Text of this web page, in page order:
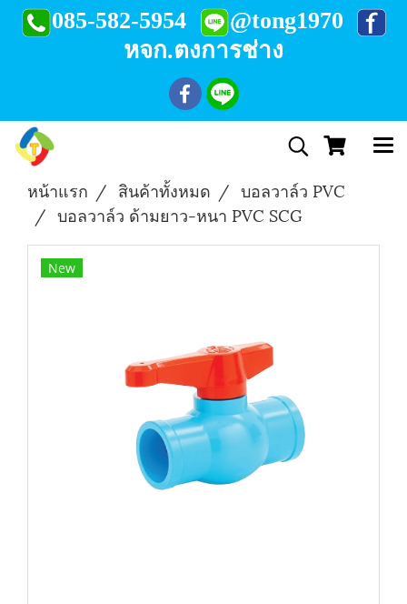
085-582-5954
@tong1970
หจก.ตงการช่าง
หน้าแรก สินค้าทั้งหมด
บอลวาล์ว PVC
บอลวาล์ว ด้ามยาว-หนา PVC SCG
New